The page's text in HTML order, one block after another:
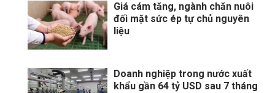
Giá cám tăng, ngành chăn nuôi
đối mặt sức ép tự chủ nguyên
liệu
Doanh nghiệp trong nước xuất
khẩu gần 64 tỷ USD sau 7 tháng